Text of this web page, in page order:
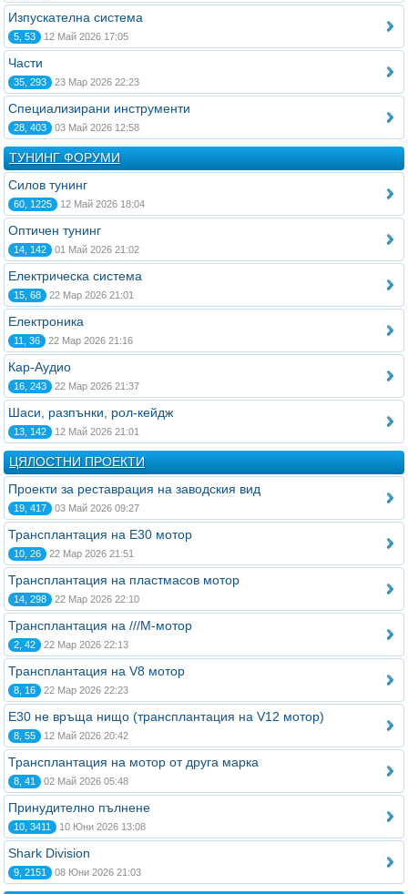
Изпускателна система
5, 53 12 Май 2026 17:05
Части
35, 293 23 Мар 2026 22:23
Специализирани инструменти
28, 403 03 Май 2026 12:58
ТУНИНГ ФОРУМИ
Силов тунинг
60, 1225 12 Май 2026 18:04
Оптичен тунинг
14, 142 01 Май 2026 21:02
Електрическа система
15, 68 22 Мар 2026 21:01
Електроника
11, 36 22 Мар 2026 21:16
Кар-Аудио
16, 243 22 Мар 2026 21:37
Шаси, разпънки, рол-кейдж
13, 142 12 Май 2026 21:01
ЦЯЛОСТНИ ПРОЕКТИ
Проекти за реставрация на заводския вид
19, 417 03 Май 2026 09:27
Трансплантация на Е30 мотор
10, 26 22 Мар 2026 21:51
Трансплантация на пластмасов мотор
14, 298 22 Мар 2026 22:10
Трансплантация на ///М-мотор
2, 42 22 Мар 2026 22:13
Трансплантация на V8 мотор
8, 16 22 Мар 2026 22:23
Е30 не връща нищо (трансплантация на V12 мотор)
8, 55 12 Май 2026 20:42
Трансплантация на мотор от друга марка
8, 41 02 Май 2026 05:48
Принудително пълнене
10, 3411 10 Юни 2026 13:08
Shark Division
9, 2151 08 Юни 2026 21:03